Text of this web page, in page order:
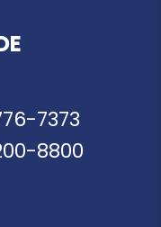
7373
8800